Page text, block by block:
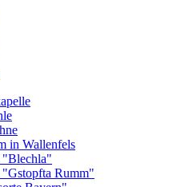
in Wallenfels
"Blechla"
"Gstopfta Rumm"